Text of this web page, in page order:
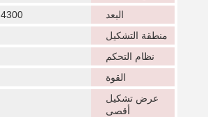
البعد
4300×1200×1900ملم
منطقة التشكيل
نظام التحكم
القوة
عرض تشكيل
أقصى